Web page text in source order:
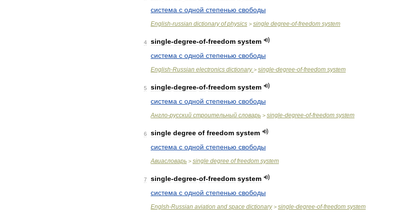
система с одной степенью свободы
English-russian dictionary of physics > single degree-of-freedom system
4 single-degree-of-freedom system
система с одной степенью свободы
English-Russian electronics dictionary > single-degree-of-freedom system
5 single-degree-of-freedom system
система с одной степенью свободы
Англо-русский строительный словарь > single-degree-of-freedom system
6 single degree of freedom system
система с одной степенью свободы
Авиасловарь > single degree of freedom system
7 single-degree-of-freedom system
система с одной степенью свободы
Englsh-Russian aviation and space dictionary> single-degree-of-freedom system